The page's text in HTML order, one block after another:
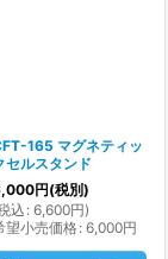
165 マグネティッ
セルスタンド
円(税別)
込 : 6,600円)
望小売価格: 6,000円